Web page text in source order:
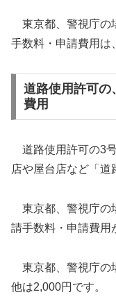
東京都、警視庁の
手数料・申請費用は
道路使用許可の
費用
道路使用許可の3
店や屋台店など「道
東京都、警視庁の
請手数料・申請費用
東京都、警視庁の
他は2,000円です。